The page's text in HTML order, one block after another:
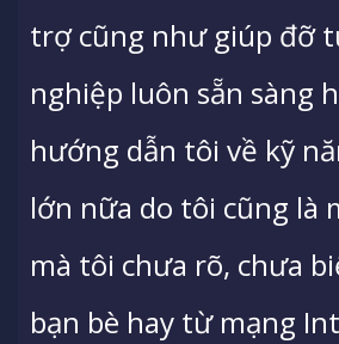
trợ cũng như giúp đỡ
nghiệp luôn sẵn sàng
hướng dẫn tôi về kỹ
lớn nữa do tôi cũng là
mà tôi chưa rõ, chưa
bạn bè hay từ mạng